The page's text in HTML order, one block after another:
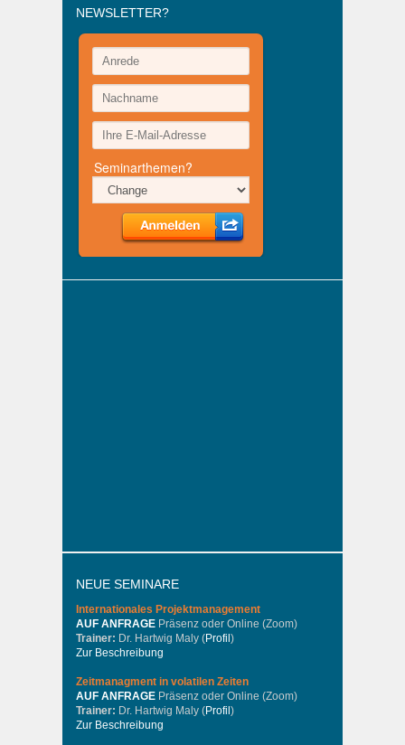
NEWSLETTER?
NEUE SEMINARE
Internationales Projektmanagement
AUF ANFRAGE Präsenz oder Online (Zoom)
Trainer: Dr. Hartwig Maly (Profil )
Zur Beschreibung
Zeitmanagment in volatilen Zeiten
AUF ANFRAGE Präsenz oder Online (Zoom)
Trainer: Dr. Hartwig Maly (Profil )
Zur Beschreibung